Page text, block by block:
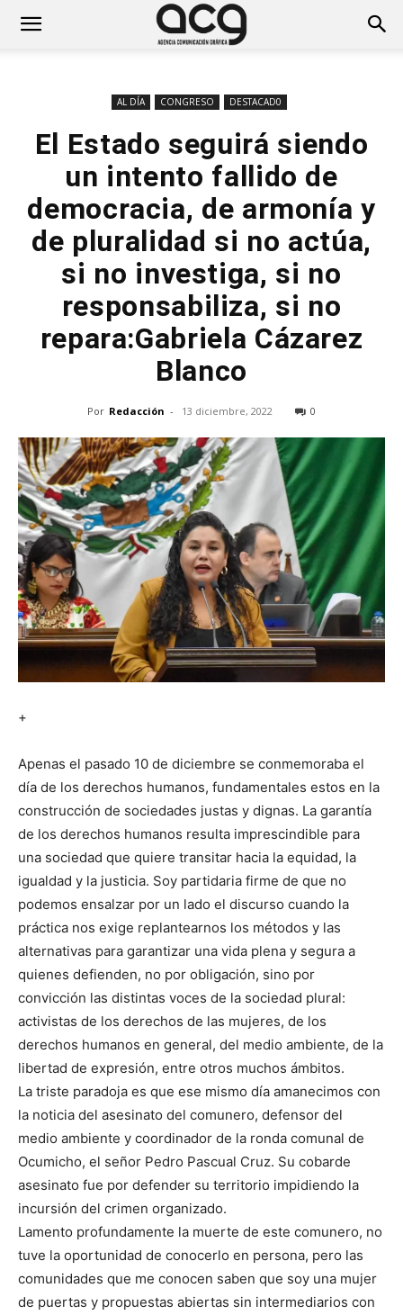
AL DÍA CONGRESO DESTACAD0
El Estado seguirá siendo
un intento fallido de
democracia, de armonía y
de pluralidad si no actúa,
si no investiga, si no
responsabiliza, si no
repara:Gabriela Cázarez
Blanco
Por Redacción - 13 diciembre, 2022 0
+
Apenas el pasado 10 de diciembre se conmemoraba el
día de los derechos humanos, fundamentales estos en la
construcción de sociedades justas y dignas. La garantía
de los derechos humanos resulta imprescindible para
una sociedad que quiere transitar hacia la equidad, la
igualdad y la justicia. Soy partidaria firme de que no
podemos ensalzar por un lado el discurso cuando la
práctica nos exige replantearnos los métodos y las
alternativas para garantizar una vida plena y segura a
quienes defienden, no por obligación, sino por
convicción las distintas voces de la sociedad plural:
activistas de los derechos de las mujeres, de los
derechos humanos en general, del medio ambiente, de la
libertad de expresión, entre otros muchos ámbitos.
La triste paradoja es que ese mismo día amanecimos con
la noticia del asesinato del comunero, defensor del
medio ambiente y coordinador de la ronda comunal de
Ocumicho, el señor Pedro Pascual Cruz. Su cobarde
asesinato fue por defender su territorio impidiendo la
incursión del crimen organizado.
Lamento profundamente la muerte de este comunero, no
tuve la oportunidad de conocerlo en persona, pero las
comunidades que me conocen saben que soy una mujer
de puertas y propuestas abiertas sin intermediarios con